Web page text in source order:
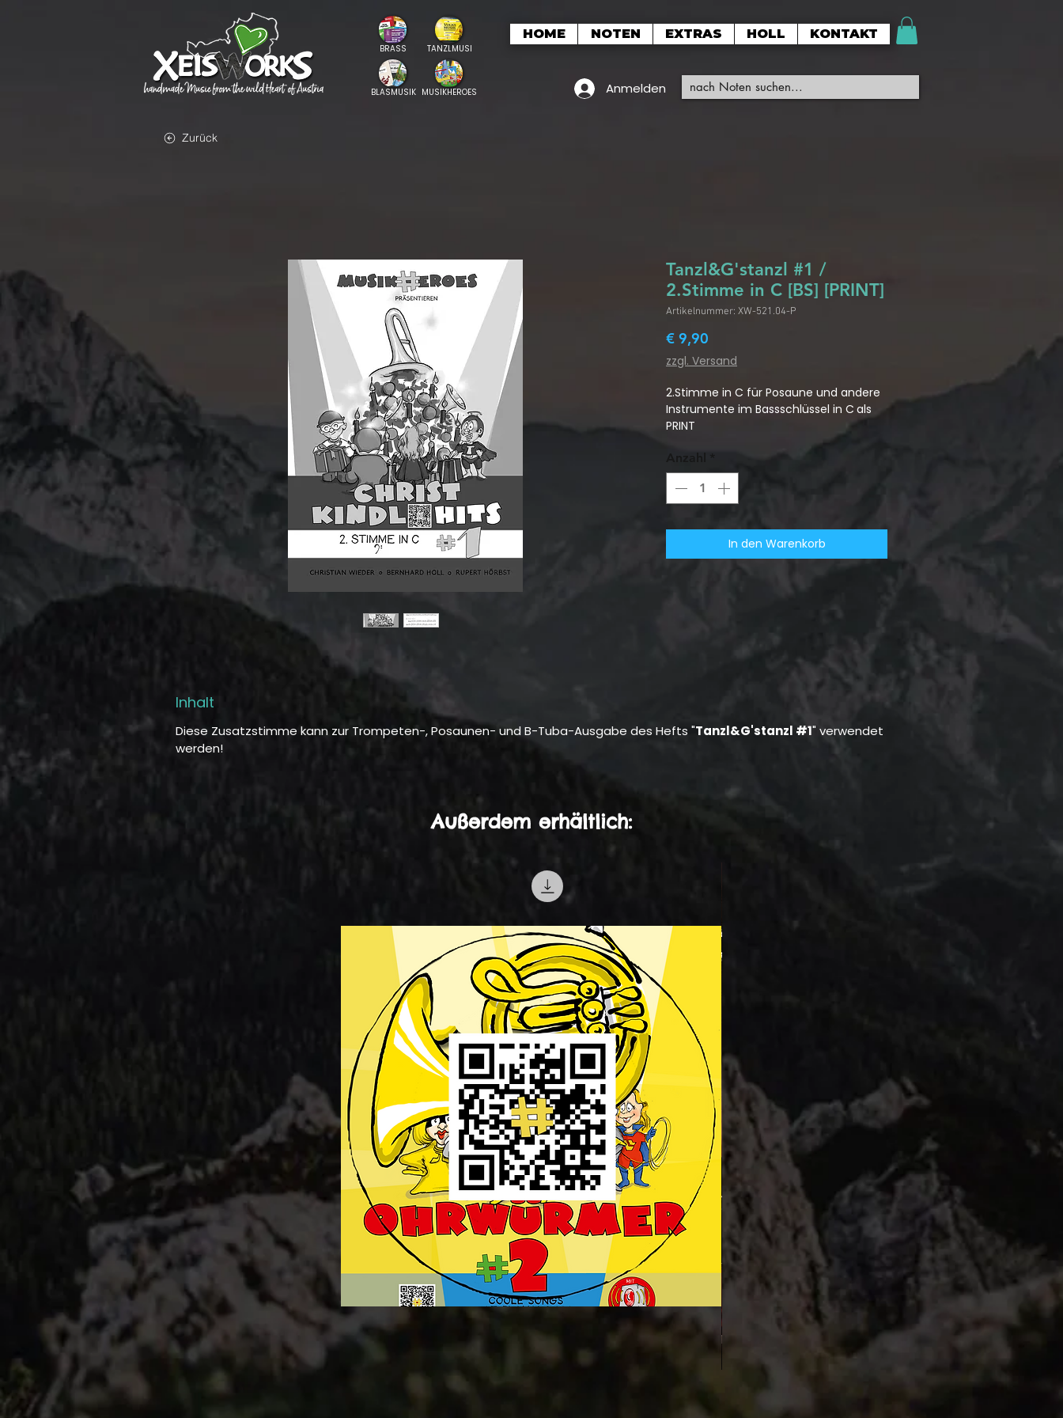
BRASS
BLASMUSIK
TANZLMUSI
MUSIKHEROES
HOME NOTEN EXTRAS HOLL KONTAKT
Anmelden
Zurück
Tanzl&G'stanzl #1 /
2.Stimme in C [BS] [PRINT]
Artikelnummer: XW-521.04-P
€ 9,90
zzgl. Versand
2.Stimme in C für Posaune und andere
Instrumente im Bassschlüssel in C als
PRINT
In den Warenkorb
Inhalt
Diese Zusatzstimme kann zur Trompeten-, Posaunen- und B-Tuba-Ausgabe des Hefts "Tanzl&G'stanzl #1" verwendet
werden!
Außerdem erhältlich: